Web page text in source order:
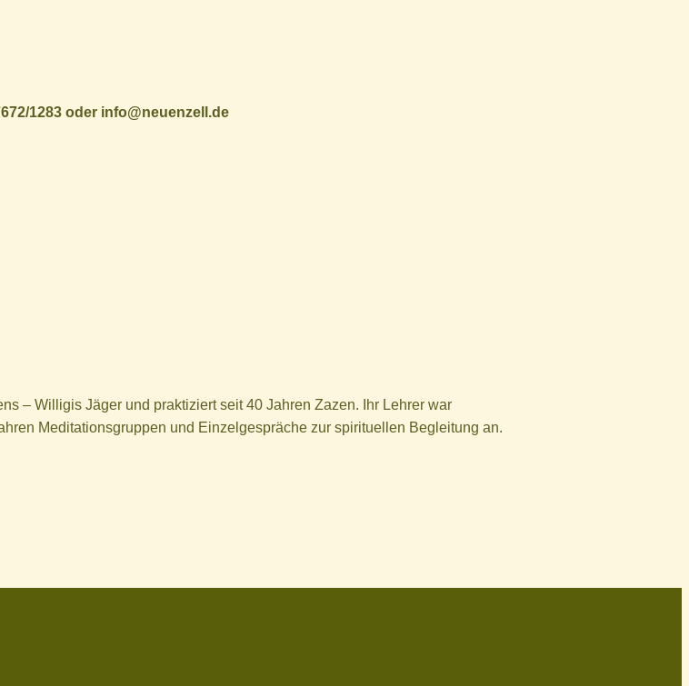
1283 oder info@neuenzell.de
– Willigis Jäger und praktiziert seit 40 Jahren Zazen. Ihr Lehrer war
Meditationsgruppen und Einzelgespräche zur spirituellen Begleitung an.